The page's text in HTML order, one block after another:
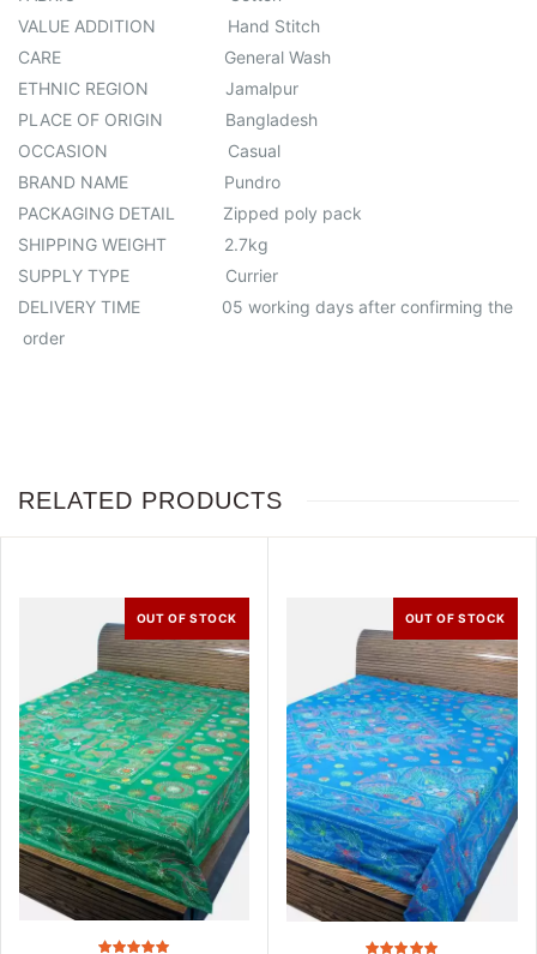
VALUE ADDITION Hand Stitch
CARE General Wash
ETHNIC REGION Jamalpur
PLACE OF ORIGIN Bangladesh
OCCASION Casual
BRAND NAME Pundro
PACKAGING DETAIL Zipped poly pack
SHIPPING WEIGHT 2.7kg
SUPPLY TYPE Currier
DELIVERY TIME 05 working days after confirming the
order
RELATED PRODUCTS
OUT OF STOCK OUT OF STOCK